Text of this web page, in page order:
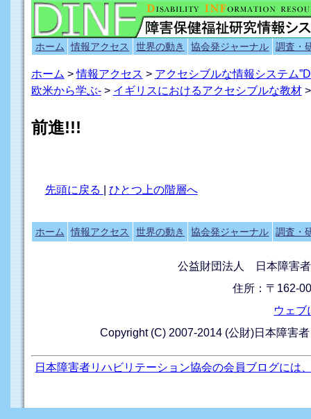
ホーム 情報アクセス 世界の動き 協会発ジャーナル 調査・
ホーム >情報アクセス > アクセシブルな情報システム
欧米から学ぶ-> イギリスにおけるアクセシブルな教材>
前進!!!
先頭に戻る ひとつ上の階層へ
ホーム 情報アクセス 世界の動き 協会発ジャーナル 調査・
公益財団法人 日本障害
住所：〒162-
ウェブ
Copyright (C) 2007-2014 (公財)日本障害
日本障害者リハビリテーション協会の会員ブログには